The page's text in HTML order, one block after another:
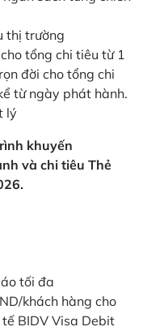
thị trường
tổng chi tiêu từ 1
đời cho tổng chi
từ ngày phát hành.
lý
khuyến
và chi tiêu Thẻ
tối đa
khách hàng cho
BIDV Visa Debit